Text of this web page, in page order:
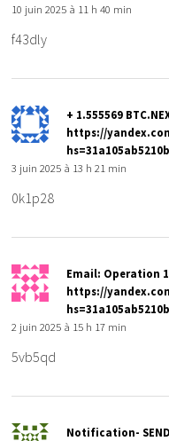
10 juin 2025 à 11 h 40 min
f43dly
+ 1.555569
https://
3 juin 2025 à 13 h 21 min
0k1p28
Email: Operation
https://
2 juin 2025 à 15 h 17 min
5vb5qd
Notification-